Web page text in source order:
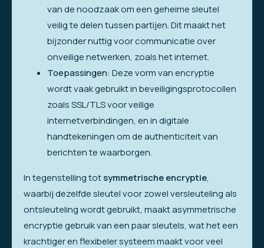
van de noodzaak om een geheime sleutel
veilig te delen tussen partijen. Dit maakt het
bijzonder nuttig voor communicatie over
onveilige netwerken, zoals het internet.
Toepassingen: Deze vorm van encryptie
wordt vaak gebruikt in beveiligingsprotocollen
zoals SSL/TLS voor veilige
internetverbindingen, en in digitale
handtekeningen om de authenticiteit van
berichten te waarborgen.
In tegenstelling totsymmetrische encryptie,
waarbij dezelfde sleutel voor zowel versleuteling als
ontsleuteling wordt gebruikt, maakt asymmetrische
encryptie gebruik van een paar sleutels, wat het een
krachtiger en flexibeler systeem maakt voor veel